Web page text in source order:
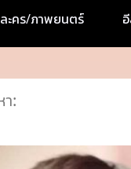
ละคร/ภาพยนตร์